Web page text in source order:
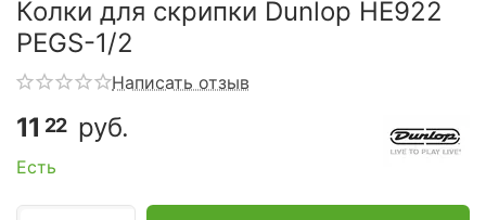
Колки для скрипки Dunlop HE922
PEGS-1/2
Написать отзыв
11 22 руб.
Есть